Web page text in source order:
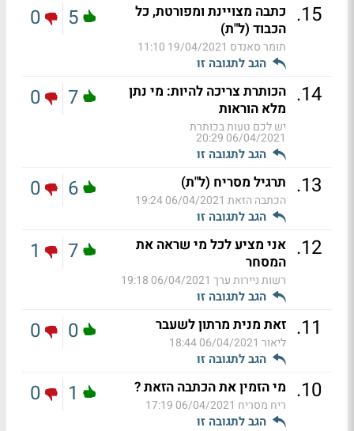
15
. כתבה מצויינת ומפורטת, כל
הכבוד (ל"ת)
תומר סאנדס 19/04/2021 11:10
הגב לתגובה זו
5
0
14
. הכותרת צריכה להיות: מי נתן
מלא הוראות
יש לכם טעות בכותרת
06/04/2021 20:29
הגב לתגובה זו
7
0
13
. תרגיל מסריח (ל"ת)
הכתבה הזאת 06/04/2021 19:24
הגב לתגובה זו
6
0
12
. אני מציע לכל מי שראה את
המסחר
רשות ניירות ערך 06/04/2021 19:18
הגב לתגובה זו
7
1
11
. זאת מנית מרתון לשעבר
ליאור 06/04/2021 18:44
הגב לתגובה זו
0
0
10
. מי הזמין את הכתבה הזאת ?
ריח מסריח 06/04/2021 17:19
הגב לתגובה זו
1
0